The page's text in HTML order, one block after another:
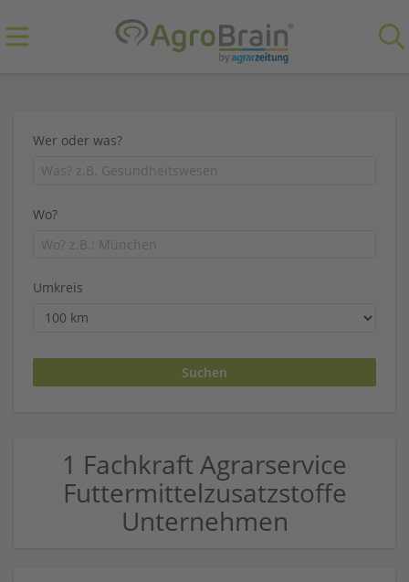
Wer oder was?
Wo?
Umkreis
1 Fachkraft Agrarservice
Futtermittelzusatzstoffe
Unternehmen